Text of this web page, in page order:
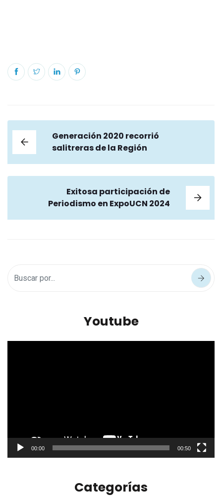
Generación 2020 recorrió
salitreras de la Región
Exitosa participación de
Periodismo en ExpoUCN 2024
Youtube
00:00 00:50
Categorías